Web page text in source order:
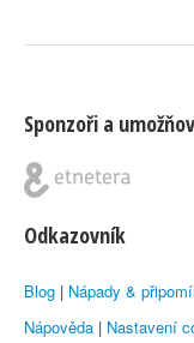
Sponzoři a
Odkazovník
Blog | Nápady &
Nápověda | Nastavení